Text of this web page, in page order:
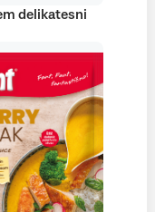
delikatesni